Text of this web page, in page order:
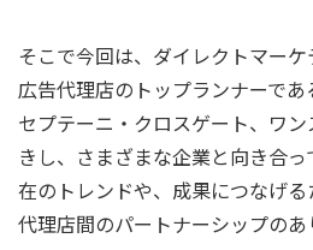
そこで今回は、ダイレクトマー
広告代理店のトップランナーであ
セプテーニ・クロスゲート、ワ
きし、さまざまな企業と向き合
在のトレンドや、成果につなげ
代理店間のパートナーシップの